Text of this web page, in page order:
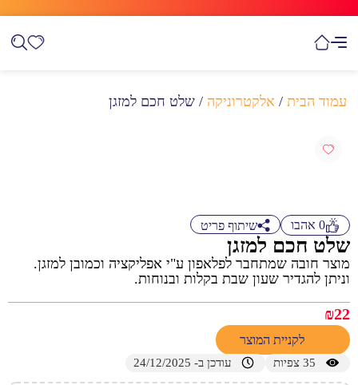
עמוד הבית / אלקטרוניקה / שלט חכם למזגן
0 אהבו שיתוף פריט
שלט חכם למזגן
מוצר חובה שמתחבר לפלאפון ע"י אפליקציה וכמובן למזגן.
וניתן להגדיר שעון שבת בקלות ובנוחות.
₪22
לקניית המוצר
35 צפיות עודכן ב- 24/12/2025